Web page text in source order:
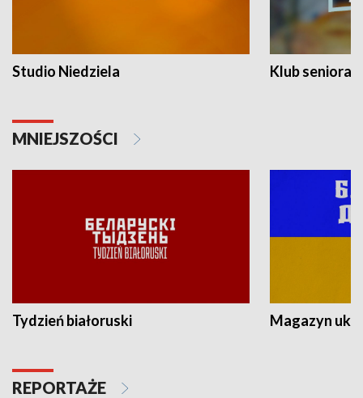
Studio Niedziela Klub seniora
MNIEJSZOŚCI
Tydzień białoruski Magazyn
REPORTAŻE